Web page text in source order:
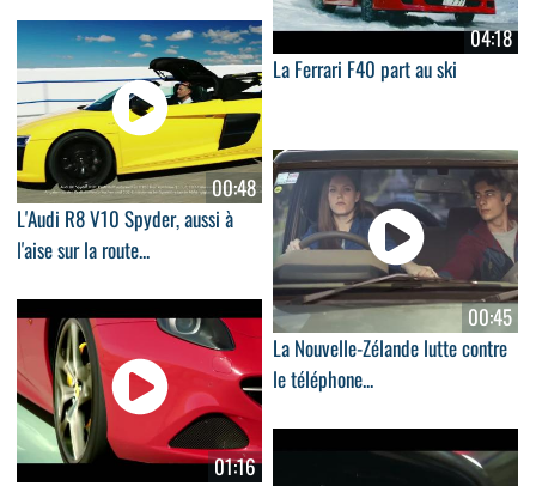
04:18
La Ferrari F40 part au ski
00:48
L'Audi R8 V10 Spyder, aussi à
l'aise sur la route...
00:45
La Nouvelle-Zélande lutte contre
le téléphone...
01:16